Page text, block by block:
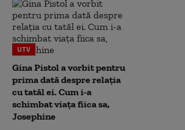
UTV
Gina Pistol a vorbit pentru
prima dată despre relația
cu tatăl ei. Cum i-a
schimbat viața fiica sa,
Josephine